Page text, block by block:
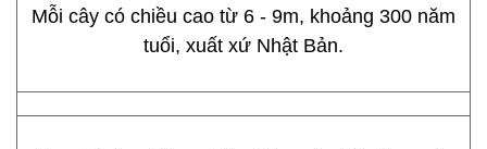
Mỗi cây có chiều cao từ 6 - 9m, khoảng 300 năm
tuổi, xuất xứ Nhật Bản.